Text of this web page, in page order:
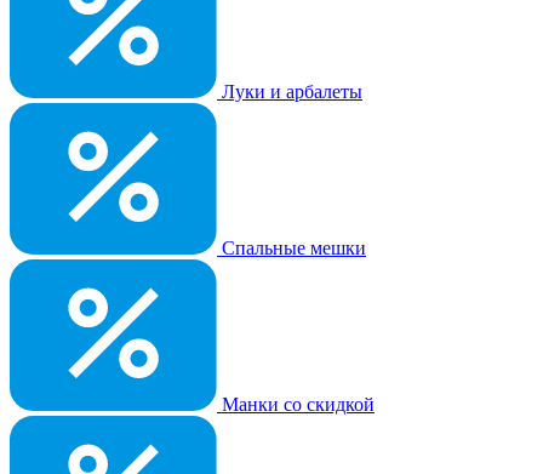
Луки и арбалеты
Спальные мешки
Манки со скидкой